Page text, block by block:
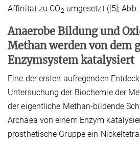
Affinität zu CO2 umgesetzt ([5]; Abb.
Anaerobe Bildung und
Methan werden von dem
Enzymsystem katalysiert
Eine der ersten aufregenden
Untersuchung der Biochemie der
der eigentliche Methan-bildende
Archaea von einem Enzym
prosthetische Gruppe ein